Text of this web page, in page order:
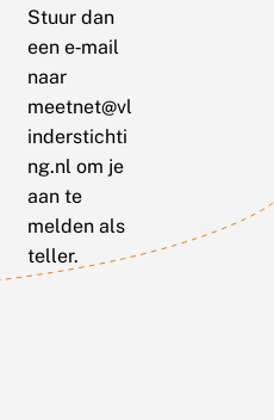
Stuur dan
een e‑mail
naar
meetnet@vl
inderstichti
ng.nl om je
aan te
melden als
teller.